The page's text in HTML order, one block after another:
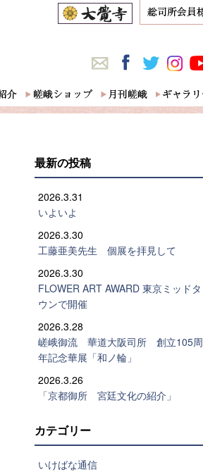
最新の投稿
2026.3.31
いよいよ
2026.3.30
工藤亜美先生 個展を拝見して
2026.3.30
FLOWER ART AWARD 東京ミッドタ
ウンで開催
2026.3.28
嵯峨御流 華道大阪司所 創立105周
年記念華展「和ノ輪」
2026.3.26
「京都御所 宮廷文化の紹介」
カテゴリー
いけばな通信